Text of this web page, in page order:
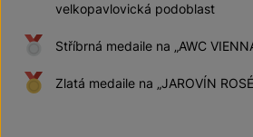
velkopavlovická podoblast
Stříbrná medaile na „AWC
Zlatá medaile na „JAROVÍN